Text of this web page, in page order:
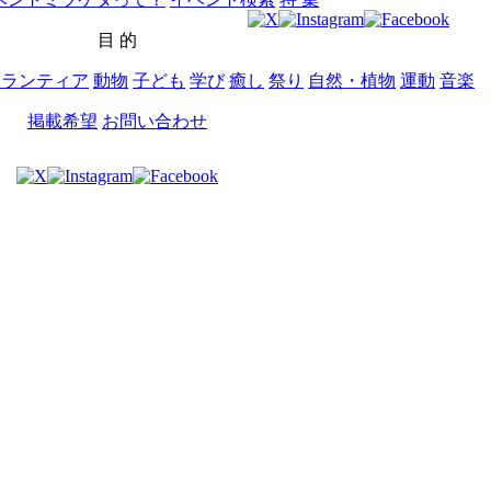
目 的
ンティア 動物 子ども 学び 癒し 祭り 自然・植物 運動 音楽
掲載希望 お問い合わせ